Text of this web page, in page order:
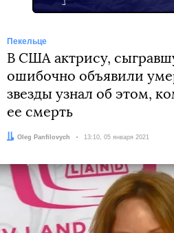
Пекельце
В США актрису,
ошибочно объявили
звезды узнал об этом,
ее смерть
Автор:
Oleg Panfilovych Дата:
13:10, 05 января 2021